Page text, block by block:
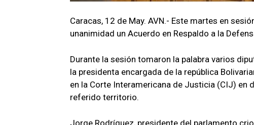
Caracas, 12 de May. AVN.- Este martes en
unanimidad un Acuerdo en Respaldo a la
Durante la sesión tomaron la palabra varios
la presidenta encargada de la república
en la Corte Interamericana de Justicia (CIJ) en
referido territorio.